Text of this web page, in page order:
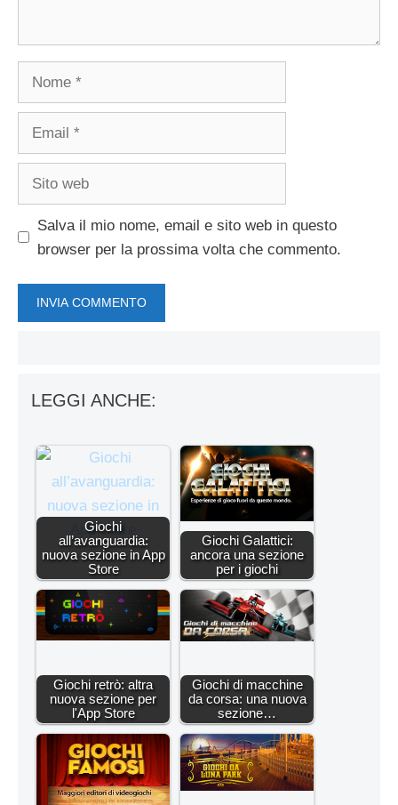
Salva il mio nome, email e sito web in questo
browser per la prossima volta che commento.
LEGGI ANCHE:
Giochi
all’avanguardia:
nuova sezione in App
Store
Giochi Galattici:
ancora una sezione
per i giochi
Giochi retrò: altra
nuova sezione per
l'App Store
Giochi di macchine
da corsa: una nuova
sezione…